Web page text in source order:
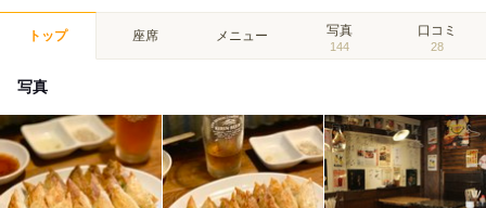
トップ 座席 メニュー 写真
144
口コミ
28
写真